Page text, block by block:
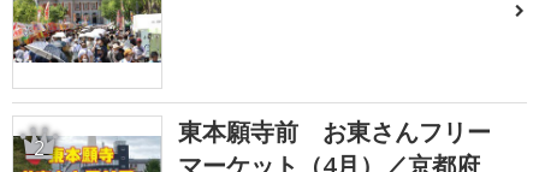
2
東本願寺前 お東さんフリー